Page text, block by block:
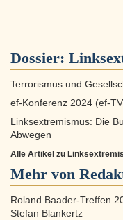
Dossier:
Terrorismus und
ef-Konferenz 2024 (ef-
Linksextremismus: Die
Abwegen
Alle Artikel zu
Mehr von
Roland Baader-Treffen
Stefan Blankertz